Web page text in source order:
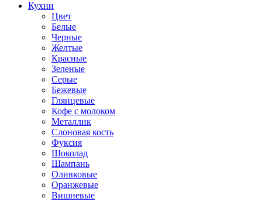
Кухни
Цвет
Белые
Черные
Желтые
Красные
Зеленые
Серые
Бежевые
Глянцевые
Кофе с молоком
Металлик
Слоновая кость
Фуксия
Шоколад
Шампань
Оливковые
Оранжевые
Вишневые